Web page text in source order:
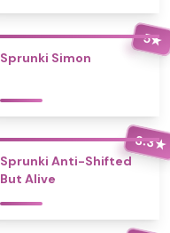
5★
Sprunki Simon
3.3★
Sprunki Anti-Shifted
But Alive